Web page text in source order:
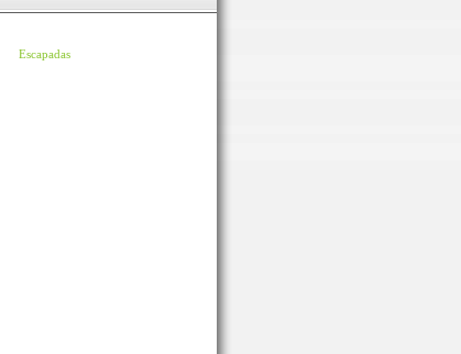
Escapadas